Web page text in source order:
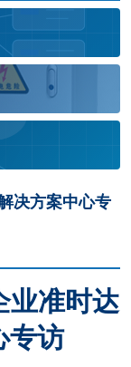
决方案中心专
业准时达
专访